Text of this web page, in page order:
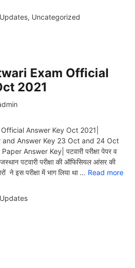
, Uncategorized
Exam Official
2021
Answer Key Oct 2021|
and Answer Key 23 Oct and 24 Oct
Answer Key| पटवारी परीक्षा पेपर व
पटवारी परीक्षा की ऑफिसियल आंसर की
ने इस परीक्षा में भाग लिया था … Read more